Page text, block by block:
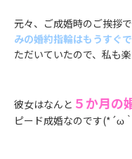
元々、ご成婚時のご挨拶
みの婚約指輪はもうすぐ
ただいていたので、私も
彼女はなんと ５か月の
ピード成婚なのです(*´ω